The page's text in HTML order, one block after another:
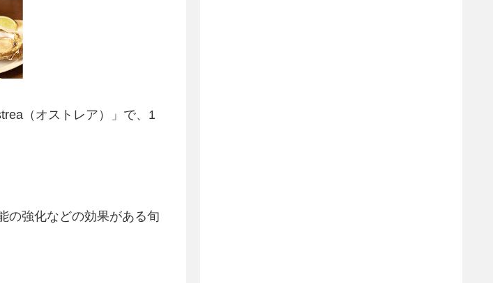
（オストレア）」で、1
の強化などの効果がある旬